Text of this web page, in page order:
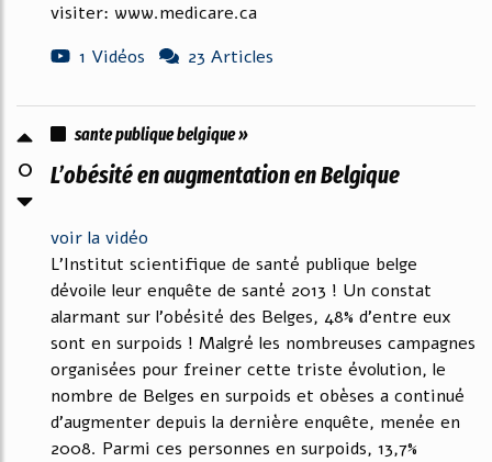
visiter: www.medicare.ca
1 Vidéos
23 Articles
0
sante publique belgique »
L’obésité en augmentation en Belgique
voir la vidéo
L’Institut scientifique de santé publique belge
dévoile leur enquête de santé 2013 ! Un constat
alarmant sur l’obésité des Belges, 48% d’entre eux
sont en surpoids ! Malgré les nombreuses campagnes
organisées pour freiner cette triste évolution, le
nombre de Belges en surpoids et obèses a continué
d’augmenter depuis la dernière enquête, menée en
2008. Parmi ces personnes en surpoids, 13,7%